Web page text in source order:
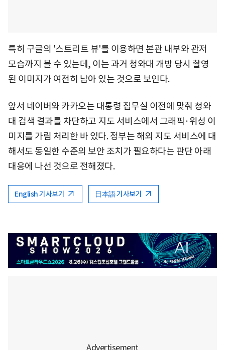
특히 구글의 '스트리트 뷰'를 이용하면 본관 내부와 관저
모습까지 볼 수 있는데, 이는 과거 청와대 개방 당시 촬영
된 이미지가 여전히 남아 있는 것으로 보인다.
앞서 네이버와 카카오는 대통령 집무실 이전에 맞춰 청와
대 검색 결과를 차단하고 지도 서비스에서 그래픽·위성 이
미지를 가림 처리한 바 있다. 정부는 해외 지도 서비스에 대
해서도 동일한 수준의 보안 조치가 필요하다는 판단 아래
대응에 나선 것으로 전해졌다.
English 기사보기 日本語 기사보기